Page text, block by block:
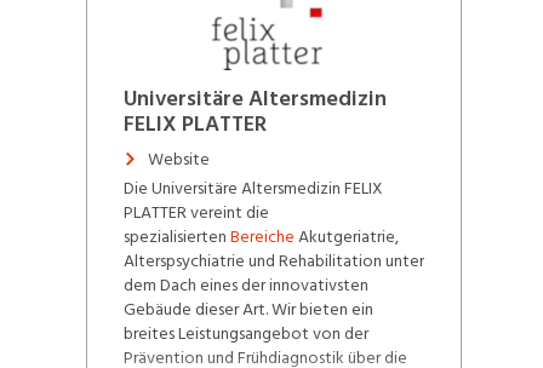
Universitäre Altersmedizin
FELIX PLATTER
Website
Die Universitäre Altersmedizin FELIX
PLATTER vereint die
spezialisiertenBereicheAkutgeriatrie,
Alterspsychiatrie und Rehabilitation unter
dem Dach eines der innovativsten
Gebäude dieser Art. Wir bieten ein
breites Leistungsangebot von der
Prävention und Frühdiagnostik über die